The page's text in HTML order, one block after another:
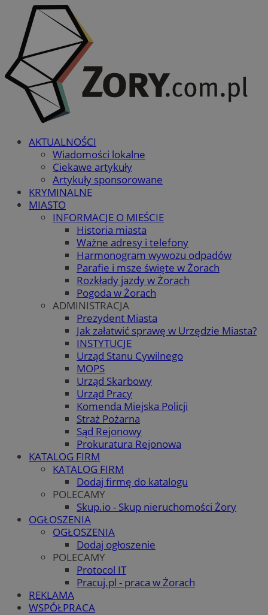
AKTUALNOŚCI
Wiadomości lokalne
Ciekawe artykuły
Artykuły sponsorowane
KRYMINALNE
MIASTO
INFORMACJE O MIEŚCIE
Historia miasta
Ważne adresy i telefony
Harmonogram wywozu odpadów
Parafie i msze święte w Żorach
Rozkłady jazdy w Żorach
Pogoda w Żorach
ADMINISTRACJA
Prezydent Miasta
Jak załatwić sprawę w Urzędzie Miasta?
INSTYTUCJE
Urząd Stanu Cywilnego
MOPS
Urząd Skarbowy
Urząd Pracy
Komenda Miejska Policji
Straż Pożarna
Sąd Rejonowy
Prokuratura Rejonowa
KATALOG FIRM
KATALOG FIRM
Dodaj firmę do katalogu
POLECAMY
Skup.io - Skup nieruchomości Żory
OGŁOSZENIA
OGŁOSZENIA
Dodaj ogłoszenie
POLECAMY
Protocol IT
Pracuj.pl - praca w Żorach
REKLAMA
WSPÓŁPRACA